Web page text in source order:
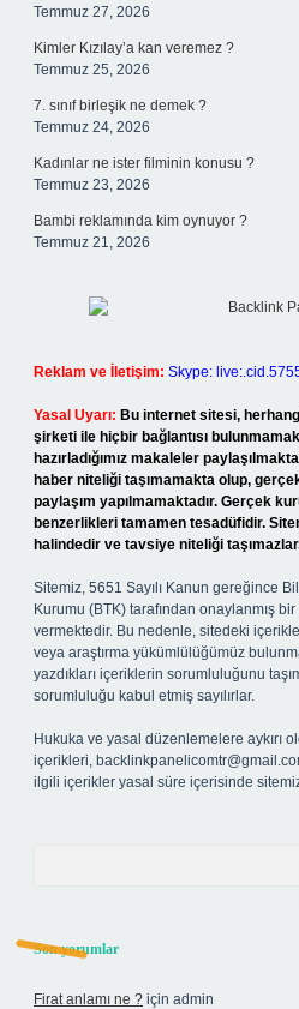
Temmuz 27, 2026
Kimler Kızılay’a kan veremez ?
Temmuz 25, 2026
7. sınıf birleşik ne demek ?
Temmuz 24, 2026
Kadınlar ne ister filminin konusu ?
Temmuz 23, 2026
Bambi reklamında kim oynuyor ?
Temmuz 21, 2026
Reklam ve İletişim: Skype:
Yasal Uyarı: Bu internet sitesi,
şirketi ile hiçbir bağlantısı
hazırladığımız makaleler
haber niteliği taşımamakta olup,
paylaşım yapılmamaktadır. Gerçek
benzerlikleri tamamen tesadüfidir.
halindedir ve tavsiye niteliği
Sitemiz, 5651 Sayılı Kanun gereğince
Kurumu (BTK) tarafından onaylanmış
vermektedir. Bu nedenle, sitedeki
veya araştırma yükümlülüğümüz
yazdıkları içeriklerin sorumluluğunu
sorumluluğu kabul etmiş sayılırlar.
Hukuka ve yasal düzenlemelere aykırı
içerikleri,
ilgili içerikler yasal süre içerisinde
Son yorumlar
Firat anlamı ne ? için admin